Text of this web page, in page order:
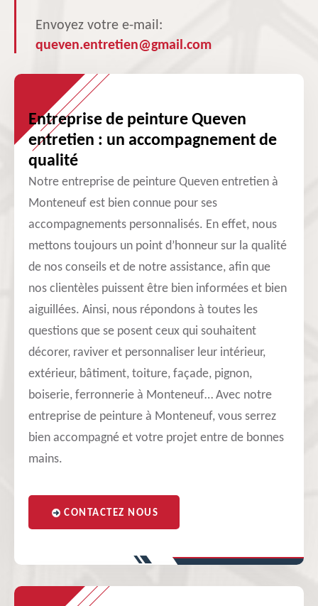
Envoyez votre e-mail:
queven.entretien@gmail.com
Entreprise de peinture Queven
entretien : un accompagnement de
qualité
Notre entreprise de peinture Queven entretien à
Monteneuf est bien connue pour ses
accompagnements personnalisés. En effet, nous
mettons toujours un point d’honneur sur la qualité
de nos conseils et de notre assistance, afin que
nos clientèles puissent être bien informées et bien
aiguillées. Ainsi, nous répondons à toutes les
questions que se posent ceux qui souhaitent
décorer, raviver et personnaliser leur intérieur,
extérieur, bâtiment, toiture, façade, pignon,
boiserie, ferronnerie à Monteneuf… Avec notre
entreprise de peinture à Monteneuf, vous serrez
bien accompagné et votre projet entre de bonnes
mains.
CONTACTEZ NOUS